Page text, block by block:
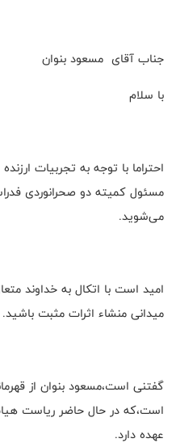
جناب آقای مسعود بنوان
با سلام
احتراما با توجه به تجربیات
مسئول کمیته دو صحرانوردی
می‌شوید.
امید است با اتکال به خداوند
میدانی منشاء اثرات مثبت باشید.
گفتنی است،مسعود بنوان از
است،که در حال حاضر ریاست
عهده دارد.